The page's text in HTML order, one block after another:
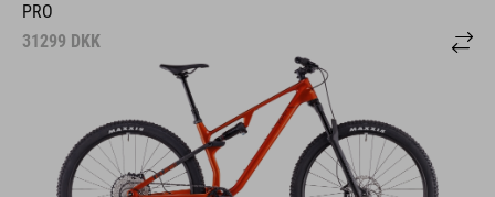
PRO
31299 DKK